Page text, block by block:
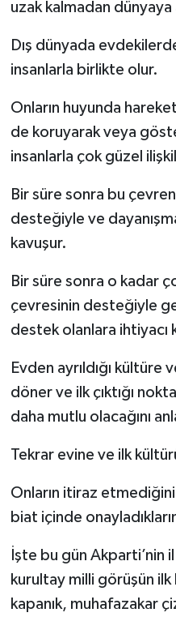
uzak kalmadan dünyaya
Dış dünyada
insanlarla birlikte olur.
Onların huyunda
de koruyarak veya
insanlarla çok güzel
Bir süre sonra bu
desteğiyle ve
kavuşur.
Bir süre sonra o kadar
çevresinin desteğiyle
destek olanlara ihtiyacı
Evden ayrıldığı kültüre
döner ve ilk çıktığı
daha mutlu olacağını
Tekrar evine ve ilk
Onların itiraz etmediğini
biat içinde
İşte bu gün Akparti’nin
kurultay milli görüşün ilk
kapanık, muhafazakar